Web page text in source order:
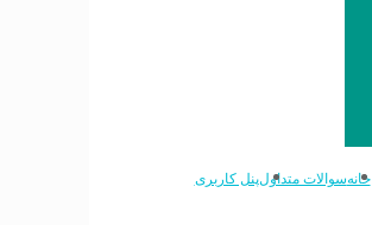
خانهسوالات متداولپنل کاربری